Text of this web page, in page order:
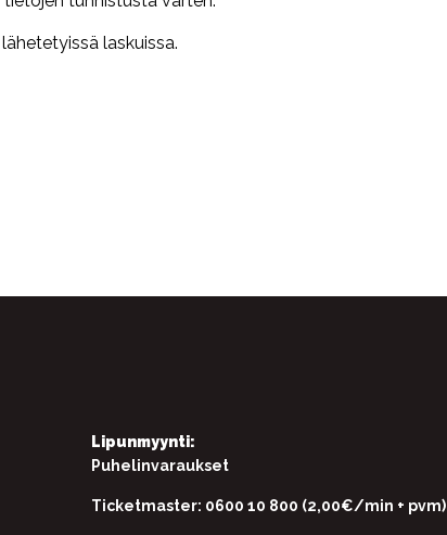
laskuissa.
Lipunmyynti:
Puhelinvaraukset
Ticketmaster: 0600 10 800 (2,00€/min + pvm)